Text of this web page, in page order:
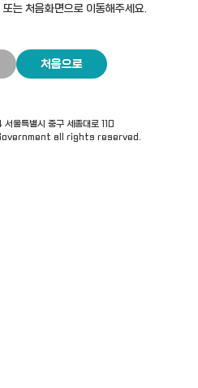
는 처음화면으로 이동해주세요.
처음으로
울특별시 중구 세종대로 110
all rights reserved.